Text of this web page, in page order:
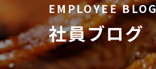
EMPLOYEE BLOG
社員ブログ